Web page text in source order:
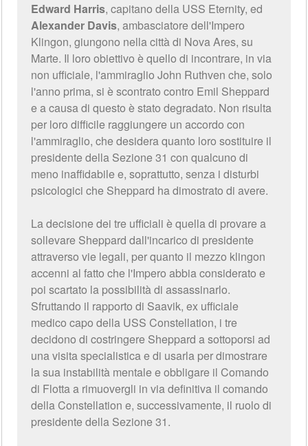
Edward Harris, capitano della USS Eternity, ed
Alexander Davis, ambasciatore dell'Impero
Klingon, giungono nella città di Nova Ares, su
Marte. Il loro obiettivo è quello di incontrare, in via
non ufficiale, l'ammiraglio John Ruthven che, solo
l'anno prima, si è scontrato contro Emil Sheppard
e a causa di questo è stato degradato. Non risulta
per loro difficile raggiungere un accordo con
l'ammiraglio, che desidera quanto loro sostituire il
presidente della Sezione 31 con qualcuno di
meno inaffidabile e, soprattutto, senza i disturbi
psicologici che Sheppard ha dimostrato di avere.
La decisione dei tre ufficiali è quella di provare a
sollevare Sheppard dall'incarico di presidente
attraverso vie legali, per quanto il mezzo klingon
accenni al fatto che l'Impero abbia considerato e
poi scartato la possibilità di assassinarlo.
Sfruttando il rapporto di Saavik, ex ufficiale
medico capo della USS Constellation, i tre
decidono di costringere Sheppard a sottoporsi ad
una visita specialistica e di usarla per dimostrare
la sua instabilità mentale e obbligare il Comando
di Flotta a rimuovergli in via definitiva il comando
della Constellation e, successivamente, il ruolo di
presidente della Sezione 31.